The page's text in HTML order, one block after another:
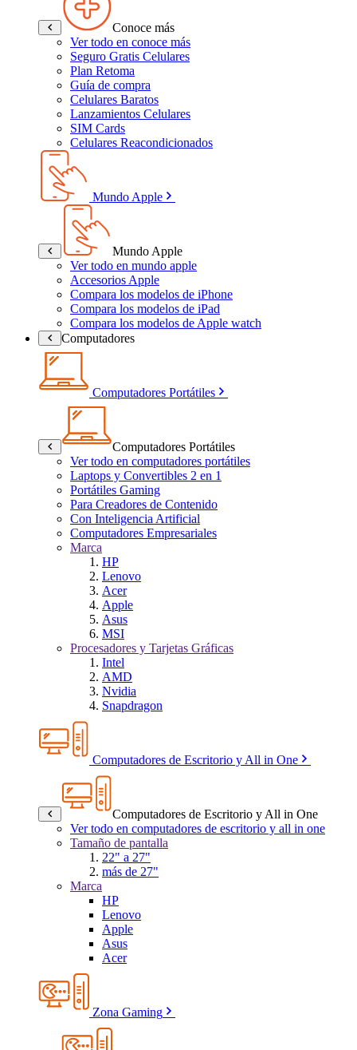
Conoce más
Ver todo en conoce más
Seguro Gratis Celulares
Plan Retoma
Guía de compra
Celulares Baratos
Lanzamientos Celulares
SIM Cards
Celulares Reacondicionados
Mundo Apple
Mundo Apple
Ver todo en mundo apple
Accesorios Apple
Compara los modelos de iPhone
Compara los modelos de iPad
Compara los modelos de Apple watch
Computadores
Computadores Portátiles
Computadores Portátiles
Ver todo en computadores portátiles
Laptops y Convertibles 2 en 1
Portátiles Gaming
Para Creadores de Contenido
Con Inteligencia Artificial
Computadores Empresariales
Marca
HP
Lenovo
Acer
Apple
Asus
MSI
Procesadores y Tarjetas Gráficas
Intel
AMD
Nvidia
Snapdragon
Computadores de Escritorio y All in One
Computadores de Escritorio y All in One
Ver todo en computadores de escritorio y all in one
Tamaño de pantalla
22" a 27"
más de 27"
Marca
HP
Lenovo
Apple
Asus
Acer
Zona Gaming